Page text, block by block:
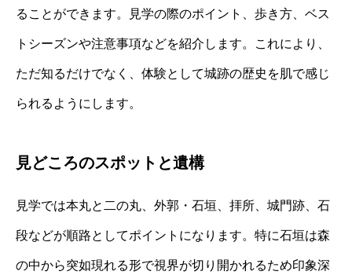
ることができます。見学の際のポイント、歩き方、ベス
トシーズンや注意事項などを紹介します。これにより、
ただ知るだけでなく、体験として城跡の歴史を肌で感じ
られるようにします。
見どころのスポットと遺構
見学では本丸と二の丸、外郭・石垣、拝所、城門跡、石
段などが順路としてポイントになります。特に石垣は森
の中から突如現れる形で視界が切り開かれるため印象深